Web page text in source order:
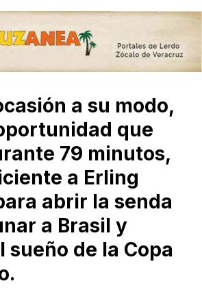
a su modo,
que
79 minutos,
a Erling
abrir la senda
a Brasil y
sueño de la Copa